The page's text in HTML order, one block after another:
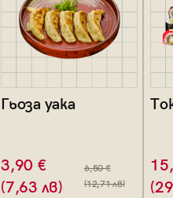
Гьоза уака
3,90 €
(7,63 лв)
6,50 €
(12,71 лв)